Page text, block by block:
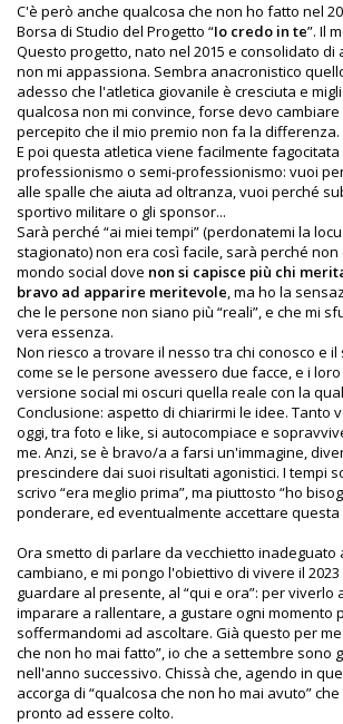
C'è però anche qualcosa che non ho fatto nel
Borsa di Studio del Progetto “Io credo in te”. Il
Questo progetto, nato nel 2015 e consolidato di
non mi appassiona. Sembra anacronistico
adesso che l'atletica giovanile è cresciuta e
qualcosa non mi convince, forse devo cambiare
percepito che il mio premio non fa la differenza.
E poi questa atletica viene facilmente
professionismo o semi-professionismo: vuoi
alle spalle che aiuta ad oltranza, vuoi perché
sportivo militare o gli sponsor...
Sarà perché “ai miei tempi” (perdonatemi la
stagionato) non era così facile, sarà perché
mondo social dove non si capisce più chi
bravo ad apparire meritevole, ma ho la
che le persone non siano più “reali”, e che mi
vera essenza.
Non riesco a trovare il nesso tra chi conosco e il
come se le persone avessero due facce, e i
versione social mi oscuri quella reale con la
Conclusione: aspetto di chiarirmi le idee. Tanto
oggi, tra foto e like, si autocompiace e
me. Anzi, se è bravo/a a farsi un'immagine,
prescindere dai suoi risultati agonistici. I tempi
scrivo “era meglio prima”, ma piuttosto “ho
ponderare, ed eventualmente accettare questa
Ora smetto di parlare da vecchietto inadeguato
cambiano, e mi pongo l'obiettivo di vivere il
guardare al presente, al “qui e ora”: per viverlo
imparare a rallentare, a gustare ogni momento
soffermandomi ad ascoltare. Già questo per
che non ho mai fatto”, io che a settembre sono
nell'anno successivo. Chissà che, agendo in
accorga di “qualcosa che non ho mai avuto”
pronto ad essere colto.